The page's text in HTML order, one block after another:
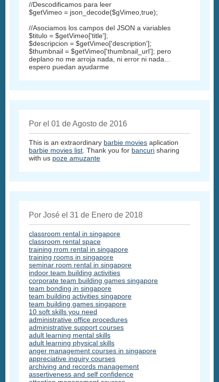
//Descodificamos para leer
$getVimeo = json_decode($gVimeo,true);
//Asociamos los campos del JSON a variables
$titulo = $getVimeo['title'];
$descripcion = $getVimeo['description'];
$thumbnail = $getVimeo['thumbnail_url']; pero
deplano no me arroja nada, ni error ni nada...
espero puedan ayudarme
Por el 01 de Agosto de 2016
This is an extraordinary barbie movies aplication
barbie movies list. Thank you for bancuri sharing
with us poze amuzante
Por José el 31 de Enero de 2018
classroom rental in singapore
classroom rental space
training rrom rental in singapore
training rooms in singapore
seminar room rental in singapore
indoor team building activities
corporate team building games singapore
team bonding in singapore
team building activities singapore
team building games singapore
10 soft skills you need
administrative office procedures
administrative support courses
adult learning mental skills
adult learning physical skills
anger management courses in singapore
appreciative inquiry courses
archiving and records management
assertiveness and self confidence